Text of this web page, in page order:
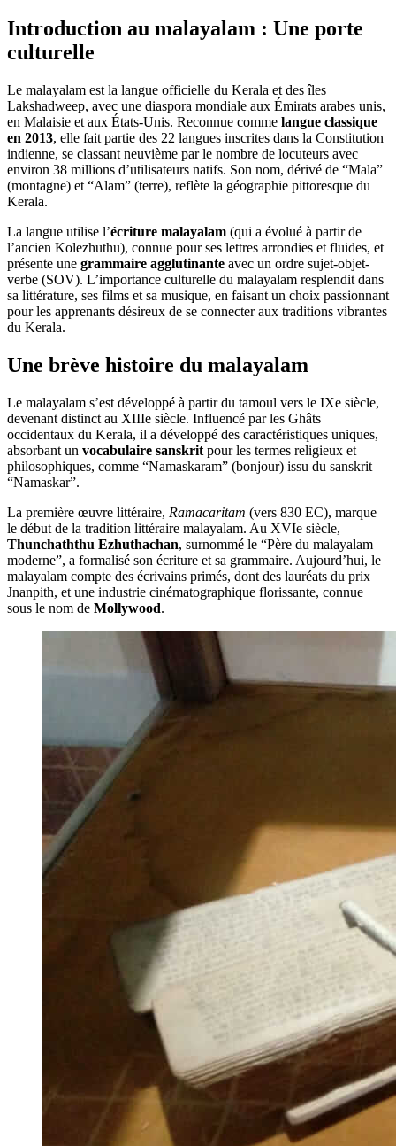
Introduction au malayalam : Une porte
culturelle
Le malayalam est la langue officielle du Kerala et des îles
Lakshadweep, avec une diaspora mondiale aux Émirats arabes unis,
en Malaisie et aux États-Unis. Reconnue comme langue classique
en 2013, elle fait partie des 22 langues inscrites dans la Constitution
indienne, se classant neuvième par le nombre de locuteurs avec
environ 38 millions d’utilisateurs natifs. Son nom, dérivé de “Mala”
(montagne) et “Alam” (terre), reflète la géographie pittoresque du
Kerala.
La langue utilise l’écriture malayalam (qui a évolué à partir de
l’ancien Kolezhuthu), connue pour ses lettres arrondies et fluides, et
présente une grammaire agglutinante avec un ordre sujet-objet-
verbe (SOV). L’importance culturelle du malayalam resplendit dans
sa littérature, ses films et sa musique, en faisant un choix passionnant
pour les apprenants désireux de se connecter aux traditions vibrantes
du Kerala.
Une brève histoire du malayalam
Le malayalam s’est développé à partir du tamoul vers le IXe siècle,
devenant distinct au XIIIe siècle. Influencé par les Ghâts
occidentaux du Kerala, il a développé des caractéristiques uniques,
absorbant un vocabulaire sanskrit pour les termes religieux et
philosophiques, comme “Namaskaram” (bonjour) issu du sanskrit
“Namaskar”.
La première œuvre littéraire, Ramacaritam (vers 830 EC), marque
le début de la tradition littéraire malayalam. Au XVIe siècle,
Thunchaththu Ezhuthachan, surnommé le “Père du malayalam
moderne”, a formalisé son écriture et sa grammaire. Aujourd’hui, le
malayalam compte des écrivains primés, dont des lauréats du prix
Jnanpith, et une industrie cinématographique florissante, connue
sous le nom de Mollywood.